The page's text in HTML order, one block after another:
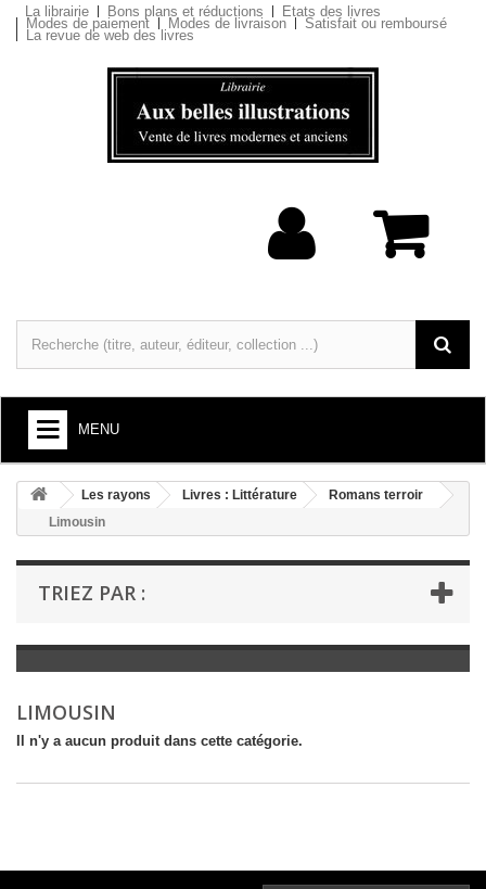
La librairie Bons plans et réductions Etats des livres
Modes de paiement Modes de livraison Satisfait ou remboursé
La revue de web des livres
MENU
+
LIVRES : ARTS ET SOCIÉTÉ
+
LIVRES : LITTÉRATURE
+
LIVRES : JEUNESSE
LIVRES ANCIENS AVANT 1900
Les rayons Livres : Littérature
Romans terroir
Limousin
TRIEZ PAR :
LIMOUSIN
Il n'y a aucun produit dans cette catégorie.